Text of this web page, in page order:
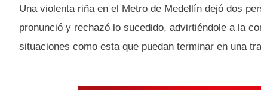
Una violenta riña en el Metro de Medellín dejó dos
pronunció y rechazó lo sucedido, advirtiéndole a la
situaciones como esta que puedan terminar en una